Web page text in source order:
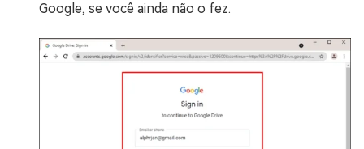
Google, se você ainda não o fez.